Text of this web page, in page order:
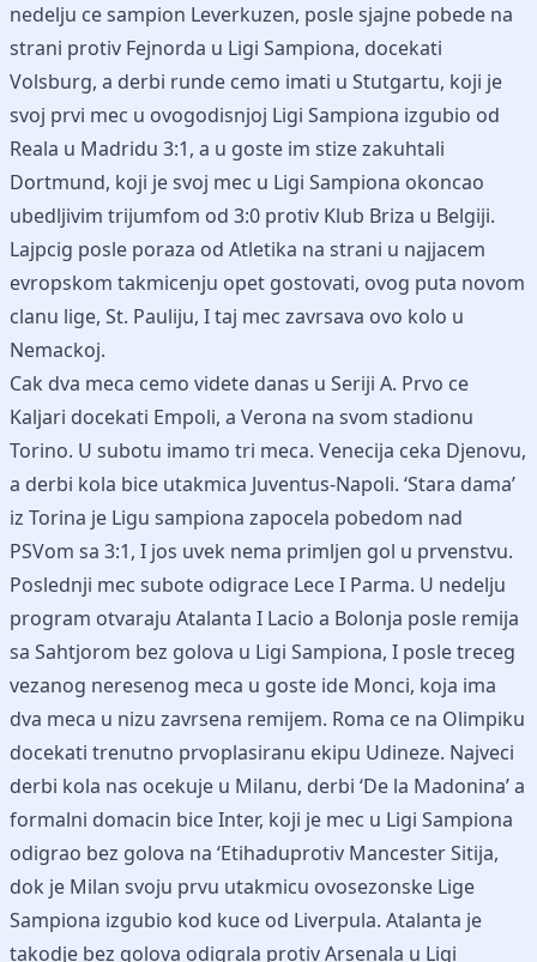
nedelju ce sampion Leverkuzen, posle sjajne pobede na
strani protiv Fejnorda u Ligi Sampiona, docekati
Volsburg, a derbi runde cemo imati u Stutgartu, koji je
svoj prvi mec u ovogodisnjoj Ligi Sampiona izgubio od
Reala u Madridu 3:1, a u goste im stize zakuhtali
Dortmund, koji je svoj mec u Ligi Sampiona okoncao
ubedljivim trijumfom od 3:0 protiv Klub Briza u Belgiji.
Lajpcig posle poraza od Atletika na strani u najjacem
evropskom takmicenju opet gostovati, ovog puta novom
clanu lige, St. Pauliju, I taj mec zavrsava ovo kolo u
Nemackoj.
Cak dva meca cemo videte danas u Seriji A. Prvo ce
Kaljari docekati Empoli, a Verona na svom stadionu
Torino. U subotu imamo tri meca. Venecija ceka Djenovu,
a derbi kola bice utakmica Juventus-Napoli. ‘Stara dama’
iz Torina je Ligu sampiona zapocela pobedom nad
PSVom sa 3:1, I jos uvek nema primljen gol u prvenstvu.
Poslednji mec subote odigrace Lece I Parma. U nedelju
program otvaraju Atalanta I Lacio a Bolonja posle remija
sa Sahtjorom bez golova u Ligi Sampiona, I posle treceg
vezanog neresenog meca u goste ide Monci, koja ima
dva meca u nizu zavrsena remijem. Roma ce na Olimpiku
docekati trenutno prvoplasiranu ekipu Udineze. Najveci
derbi kola nas ocekuje u Milanu, derbi ‘De la Madonina’ a
formalni domacin bice Inter, koji je mec u Ligi Sampiona
odigrao bez golova na ‘Etihaduprotiv Mancester Sitija,
dok je Milan svoju prvu utakmicu ovosezonske Lige
Sampiona izgubio kod kuce od Liverpula. Atalanta je
takodje bez golova odigrala protiv Arsenala u Ligi